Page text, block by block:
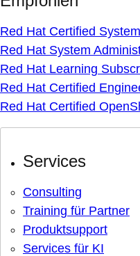
Red Hat Certified
Red Hat System
Red Hat Learning
Red Hat Certified
Red Hat Certified
Services
Consulting
Training für Partner
Produktsupport
Services für KI